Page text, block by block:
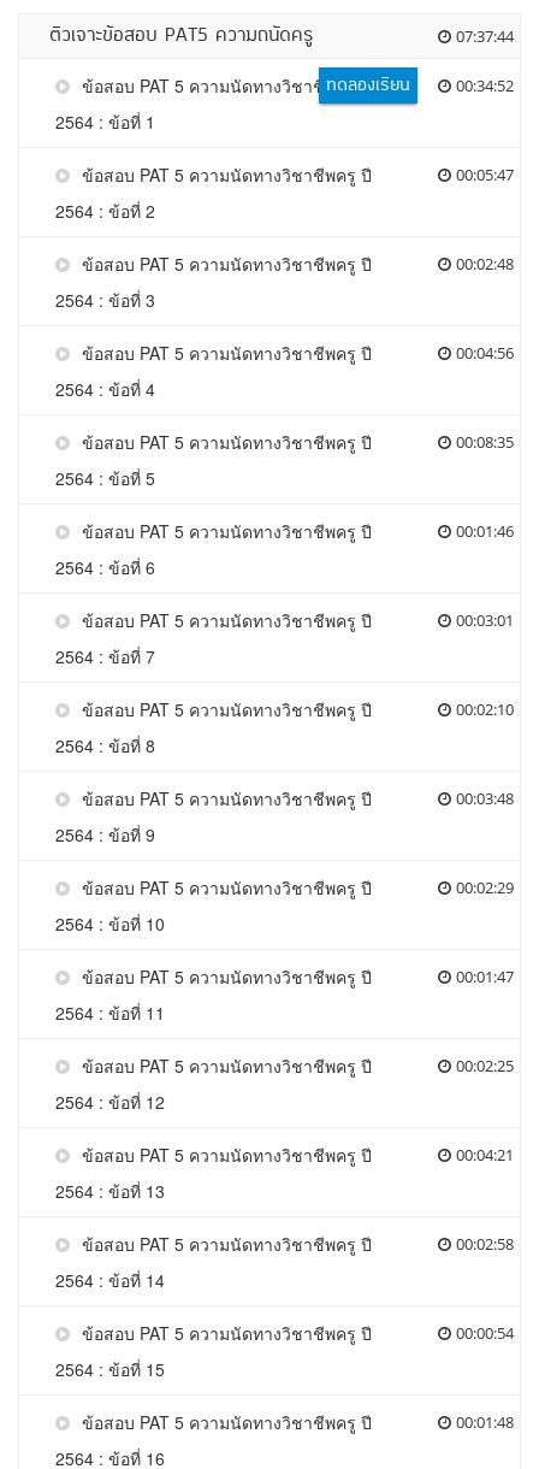
ติวเจาะข้อสอบ PAT5 ความถนัดครู 07:37:44
ข้อสอบ PAT 5 ความนัดทางวิชาชีพครู ปี
2564 : ข้อที่ 1
00:34:52
ทดลองเรียน
ข้อสอบ PAT 5 ความนัดทางวิชาชีพครู ปี
2564 : ข้อที่ 2
00:05:47
ข้อสอบ PAT 5 ความนัดทางวิชาชีพครู ปี
2564 : ข้อที่ 3
00:02:48
ข้อสอบ PAT 5 ความนัดทางวิชาชีพครู ปี
2564 : ข้อที่ 4
00:04:56
ข้อสอบ PAT 5 ความนัดทางวิชาชีพครู ปี
2564 : ข้อที่ 5
00:08:35
ข้อสอบ PAT 5 ความนัดทางวิชาชีพครู ปี
2564 : ข้อที่ 6
00:01:46
ข้อสอบ PAT 5 ความนัดทางวิชาชีพครู ปี
2564 : ข้อที่ 7
00:03:01
ข้อสอบ PAT 5 ความนัดทางวิชาชีพครู ปี
2564 : ข้อที่ 8
00:02:10
ข้อสอบ PAT 5 ความนัดทางวิชาชีพครู ปี
2564 : ข้อที่ 9
00:03:48
ข้อสอบ PAT 5 ความนัดทางวิชาชีพครู ปี
2564 : ข้อที่ 10
00:02:29
ข้อสอบ PAT 5 ความนัดทางวิชาชีพครู ปี
2564 : ข้อที่ 11
00:01:47
ข้อสอบ PAT 5 ความนัดทางวิชาชีพครู ปี
2564 : ข้อที่ 12
00:02:25
ข้อสอบ PAT 5 ความนัดทางวิชาชีพครู ปี
2564 : ข้อที่ 13
00:04:21
ข้อสอบ PAT 5 ความนัดทางวิชาชีพครู ปี
2564 : ข้อที่ 14
00:02:58
ข้อสอบ PAT 5 ความนัดทางวิชาชีพครู ปี
2564 : ข้อที่ 15
00:00:54
ข้อสอบ PAT 5 ความนัดทางวิชาชีพครู ปี
2564 : ข้อที่ 16
00:01:48